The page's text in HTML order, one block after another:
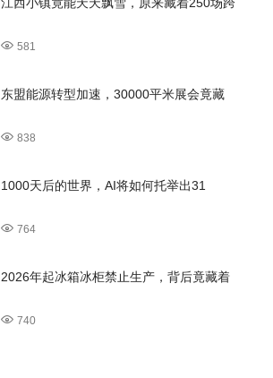
581
东盟能源转型加速，30000平米展会竟藏
838
1000天后的世界，AI将如何托举出31
764
2026年起冰箱冰柜禁止生产，背后竟藏着
740